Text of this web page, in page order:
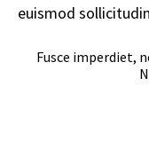
euismod
Fusce imperdiet,